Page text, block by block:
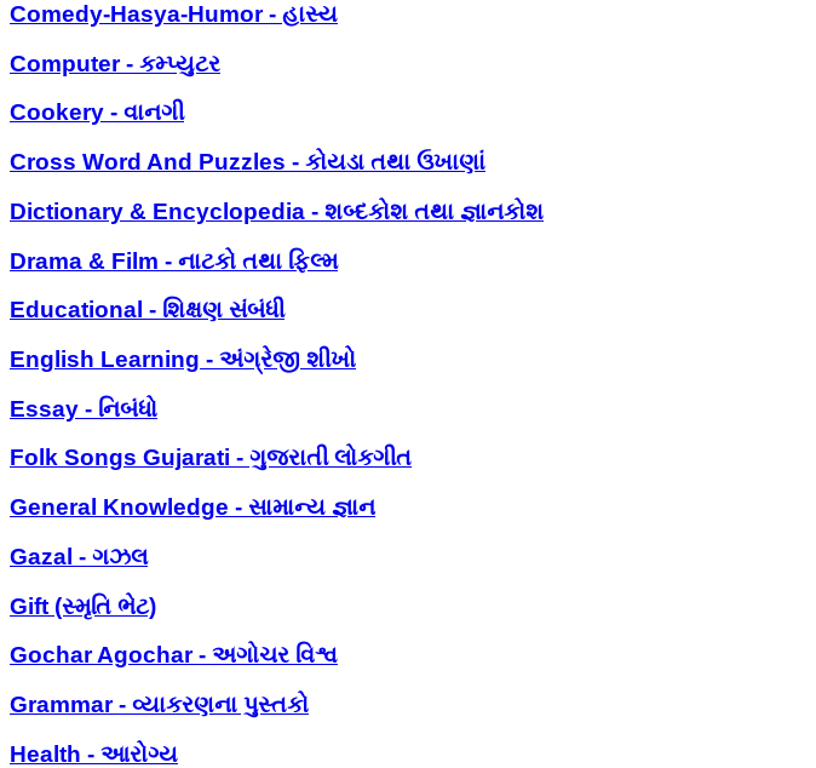
Comedy-Hasya-Humor - હાસ્ય
Computer - કમ્પ્યુટર
Cookery - વાનગી
Cross Word And Puzzles - કોયડા તથા ઉખાણાં
Dictionary & Encyclopedia - શબ્દકોશ તથા જ્ઞાનકોશ
Drama & Film - નાટકો તથા ફિલ્મ
Educational - શિક્ષણ સંબંધી
English Learning - અંગ્રેજી શીખો
Essay - નિબંધો
Folk Songs Gujarati - ગુજરાતી લોકગીત
General Knowledge - સામાન્ય જ્ઞાન
Gazal - ગઝલ
Gift (સ્મૃતિ ભેટ)
Gochar Agochar - અગોચર વિશ્વ
Grammar - વ્યાકરણના પુસ્તકો
Health - આરોગ્ય